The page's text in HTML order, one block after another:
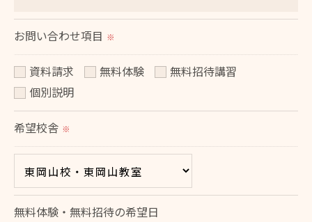
＜個人情報の安全管理＞
当社では、個人情報の漏洩等がなされないよう、適
切に安全管理対策を実施します。
＜個人情報を与えなかった場合に生じる結果＞
必要な情報を頂けない場合は、それに対応した当社
のサービスをご提供できない場合がございますので
予めご了承ください。
お問い合わせ項目 ※
資料請求 無料体験
無料招待講習
個別説明
希望校舎 ※
無料体験・無料招待の希望日